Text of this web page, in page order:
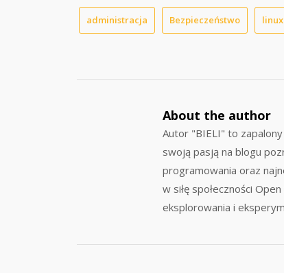
administracja Bezpieczeństwo linux
About the author
Autor "BIELI" to
swoją pasją na blogu
programowania oraz
w siłę społeczności
eksplorowania i